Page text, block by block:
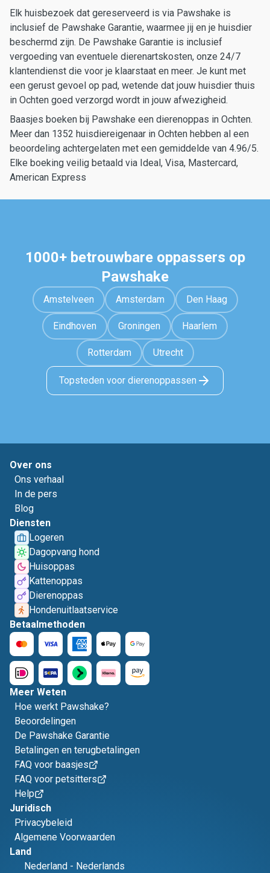
Elk huisbezoek dat gereserveerd is via Pawshake is
inclusief de Pawshake Garantie, waarmee jij en je huisdier
beschermd zijn. De Pawshake Garantie is inclusief
vergoeding van eventuele dierenartskosten, onze 24/7
klantendienst die voor je klaarstaat en meer. Je kunt met
een gerust gevoel op pad, wetende dat jouw huisdier thuis
in Ochten goed verzorgd wordt in jouw afwezigheid.
Baasjes boeken bij Pawshake een dierenoppas in Ochten.
Meer dan 1352 huisdiereigenaar in Ochten hebben al een
beoordeling achtergelaten met een gemiddelde van 4.96/5.
Elke boeking veilig betaald via Ideal, Visa, Mastercard,
American Express
1000+ betrouwbare oppassers op
Pawshake
Amstelveen Amsterdam Den Haag
Eindhoven Groningen Haarlem
Rotterdam Utrecht
Topsteden voor dierenoppassen
Over ons
Ons verhaal
In de pers
Blog
Diensten
Logeren
Dagopvang hond
Huisoppas
Kattenoppas
Dierenoppas
Hondenuitlaatservice
Betaalmethoden
Meer Weten
Hoe werkt Pawshake?
Beoordelingen
De Pawshake Garantie
Betalingen en terugbetalingen
FAQ voor baasjes
FAQ voor petsitters
Help
Juridisch
Privacybeleid
Algemene Voorwaarden
Land
Nederland - Nederlands